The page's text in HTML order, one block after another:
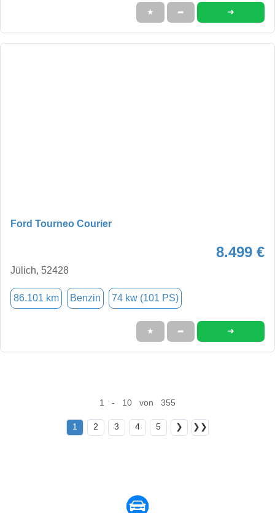
★ ➦ ➜
Ford Tourneo Courier
8.499 €
Jülich, 52428
86.101 km Benzin 74 kw (101 PS)
★ ➦ ➜
1 - 10 von 355
1 2 3 4 5 ❯ ❯❯